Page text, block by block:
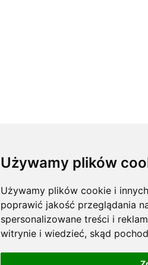
Używamy plików
Używamy plików cookie i
poprawić jakość przeglądania
spersonalizowane treści i
witrynie i wiedzieć, skąd